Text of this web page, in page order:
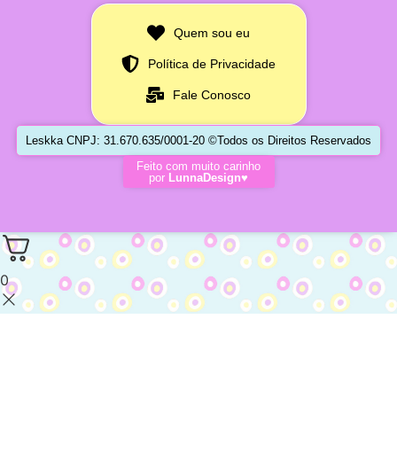
Quem sou eu
Política de Privacidade
Fale Conosco
Leskka CNPJ: 31.670.635/0001-20 ©Todos os Direitos Reservados
Feito com muito carinho
por LunnaDesign♥
0